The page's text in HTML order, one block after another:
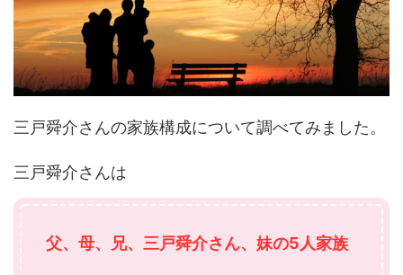
三戸舜介さんの家族構成について調べてみました。
三戸舜介さんは
父、母、兄、三戸舜介さん、妹の5人家族